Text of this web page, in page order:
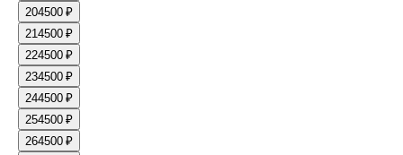
204500 ₽
214500 ₽
224500 ₽
234500 ₽
244500 ₽
254500 ₽
264500 ₽